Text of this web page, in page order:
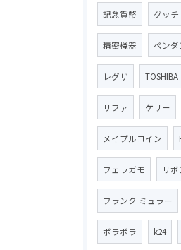
記念貨幣 グッチ
精密機器 ペンダ
レグザ TOSHIBA
リファ ケリー
メイプルコイン
フェラガモ リボ
フランク ミュラー
ボラボラ k24